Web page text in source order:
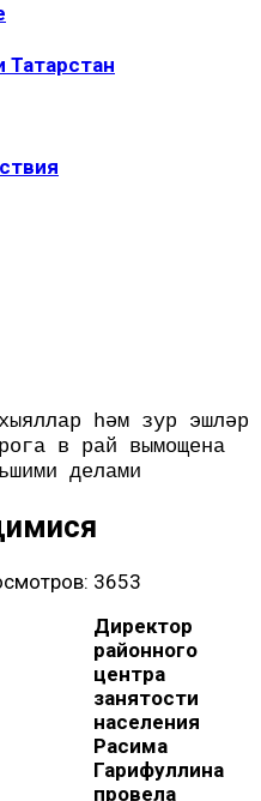
Татарстан
һәм зур эшләр
в рай вымощена
делами
3653
Директор
районного
центра
занятости
населения
Расима
Гарифуллина
провела